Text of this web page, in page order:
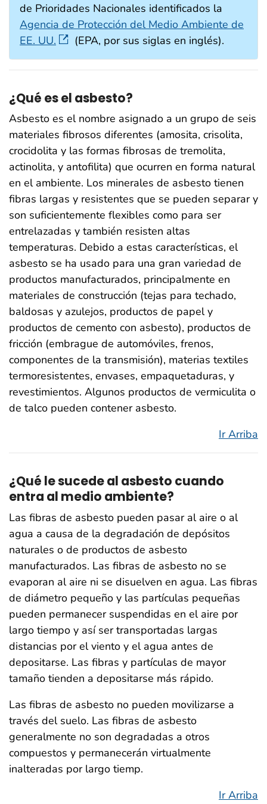
de Prioridades Nacionales identificados la
Agencia de Protección del Medio Ambiente de
EE. UU.
(EPA, por sus siglas en inglés).
¿Qué es el asbesto?
Asbesto es el nombre asignado a un grupo de seis
materiales fibrosos diferentes (amosita, crisolita,
crocidolita y las formas fibrosas de tremolita,
actinolita, y antofilita) que ocurren en forma natural
en el ambiente. Los minerales de asbesto tienen
fibras largas y resistentes que se pueden separar y
son suficientemente flexibles como para ser
entrelazadas y también resisten altas
temperaturas. Debido a estas características, el
asbesto se ha usado para una gran variedad de
productos manufacturados, principalmente en
materiales de construcción (tejas para techado,
baldosas y azulejos, productos de papel y
productos de cemento con asbesto), productos de
fricción (embrague de automóviles, frenos,
componentes de la transmisión), materias textiles
termoresistentes, envases, empaquetaduras, y
revestimientos. Algunos productos de vermiculita o
de talco pueden contener asbesto.
Ir Arriba
¿Qué le sucede al asbesto cuando
entra al medio ambiente?
Las fibras de asbesto pueden pasar al aire o al
agua a causa de la degradación de depósitos
naturales o de productos de asbesto
manufacturados. Las fibras de asbesto no se
evaporan al aire ni se disuelven en agua. Las fibras
de diámetro pequeño y las partículas pequeñas
pueden permanecer suspendidas en el aire por
largo tiempo y así ser transportadas largas
distancias por el viento y el agua antes de
depositarse. Las fibras y partículas de mayor
tamaño tienden a depositarse más rápido.
Las fibras de asbesto no pueden movilizarse a
través del suelo. Las fibras de asbesto
generalmente no son degradadas a otros
compuestos y permanecerán virtualmente
inalteradas por largo tiemp.
Ir Arriba